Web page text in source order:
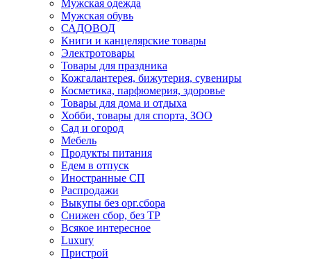
Мужская одежда
Мужская обувь
САДОВОД
Книги и канцелярские товары
Электротовары
Товары для праздника
Кожгалантерея, бижутерия, сувениры
Косметика, парфюмерия, здоровье
Товары для дома и отдыха
Хобби, товары для спорта, ЗОО
Сад и огород
Мебель
Продукты питания
Едем в отпуск
Иностранные СП
Распродажи
Выкупы без орг.сбора
Снижен сбор, без ТР
Всякое интересное
Luxury
Пристрой